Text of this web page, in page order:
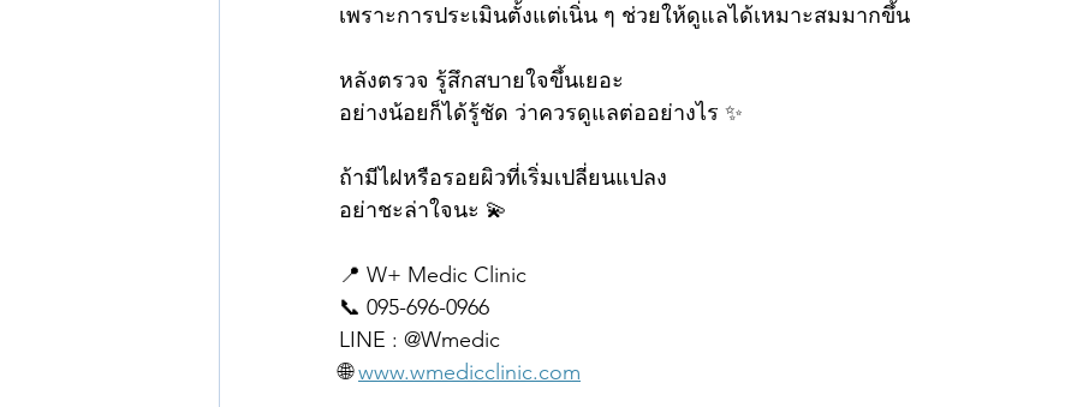
เพราะการประเมินตั้งแต่เนิ่น ๆ ช่วยให้ดูแลได้เหมาะสมมากขึ้น
หลังตรวจ รู้สึกสบายใจขึ้นเยอะ
อย่างน้อยก็ได้รู้ชัด ว่าควรดูแลต่ออย่างไร ✨
ถ้ามีไฝหรือรอยผิวที่เริ่มเปลี่ยนแปลง
อย่าชะล่าใจนะ 💫
📍 W+ Medic Clinic
📞 095-696-0966
LINE : @Wmedic
🌐 www.wmedicclinic.com